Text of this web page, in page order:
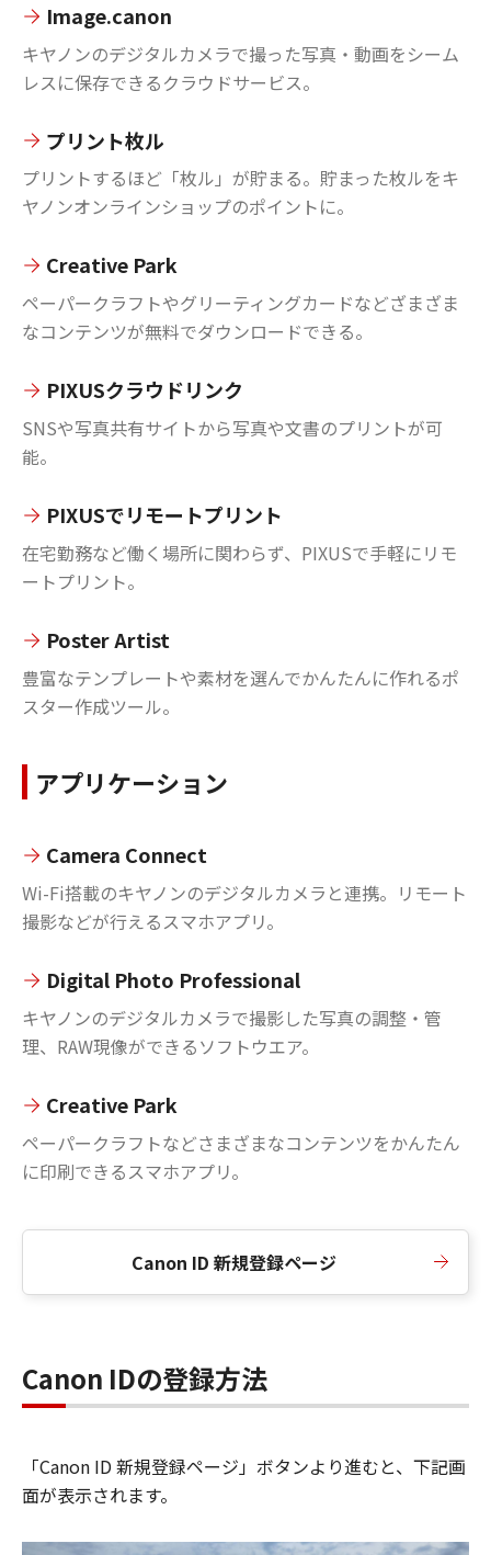
Image.canon
キヤノンのデジタルカメラで撮った写真・動画をシーム
レスに保存できるクラウドサービス。
プリント枚ル
プリントするほど「枚ル」が貯まる。貯まった枚ルをキ
ヤノンオンラインショップのポイントに。
Creative Park
ペーパークラフトやグリーティングカードなどざまざま
なコンテンツが無料でダウンロードできる。
PIXUSクラウドリンク
SNSや写真共有サイトから写真や文書のプリントが可
能。
PIXUSでリモートプリント
在宅勤務など働く場所に関わらず、PIXUSで手軽にリモ
ートプリント。
Poster Artist
豊富なテンプレートや素材を選んでかんたんに作れるポ
スター作成ツール。
アプリケーション
Camera Connect
Wi-Fi搭載のキヤノンのデジタルカメラと連携。リモート
撮影などが行えるスマホアプリ。
Digital Photo Professional
キヤノンのデジタルカメラで撮影した写真の調整・管
理、RAW現像ができるソフトウエア。
Creative Park
ペーパークラフトなどさまざまなコンテンツをかんたん
に印刷できるスマホアプリ。
Canon ID 新規登録ページ
Canon IDの登録方法
「Canon ID 新規登録ページ」ボタンより進むと、下記画
面が表示されます。